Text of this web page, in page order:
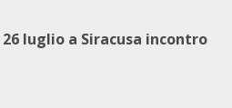
26 luglio a Siracusa incontro